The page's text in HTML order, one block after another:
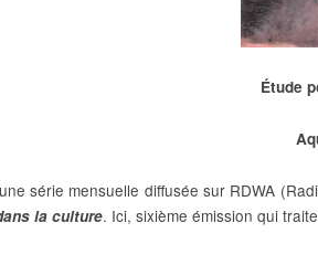
Étude
série mensuelle diffusée sur RDWA
la culture. Ici, sixième émission qui